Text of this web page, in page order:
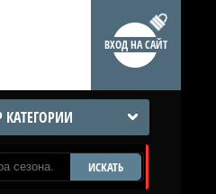
ВХОД НА САЙТ
ИСКАТЬ